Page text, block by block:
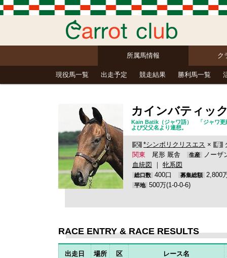
所属馬情報 ク
現役馬一覧 出走予定 競走結果 勝利馬一覧
カインバティッ
Kain Batik（ジャワ語） 「ジャワ更
よび父父名より連想。
父 *シンボリクリスエス × 母
関東 尾形 厩舎 生産
ノーザ
血統図
｜ 牝系図
総口数 400口 募集総額
平地 500万(1-0-0-6)
RACE ENTRY & RACE RESULTS
出走日 場所 区 レース名